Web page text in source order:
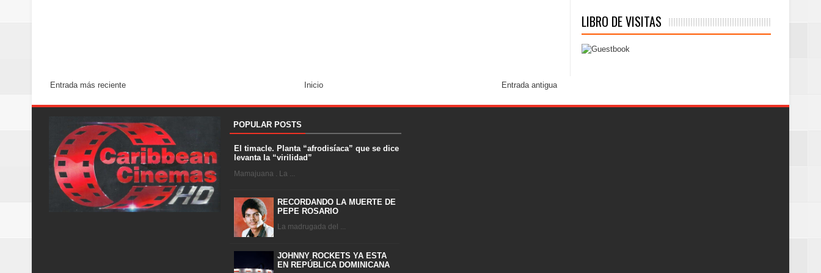
Entrada más reciente Entrada antigua
Inicio
LIBRO DE VISITAS
POPULAR POSTS
El timacle. Planta “afrodisíaca” que se dice
levanta la “virilidad”
Mamajuana . La ...
RECORDANDO LA MUERTE DE
PEPE ROSARIO
La madrugada del ...
JOHNNY ROCKETS YA ESTA
EN REPÚBLICA DOMINICANA